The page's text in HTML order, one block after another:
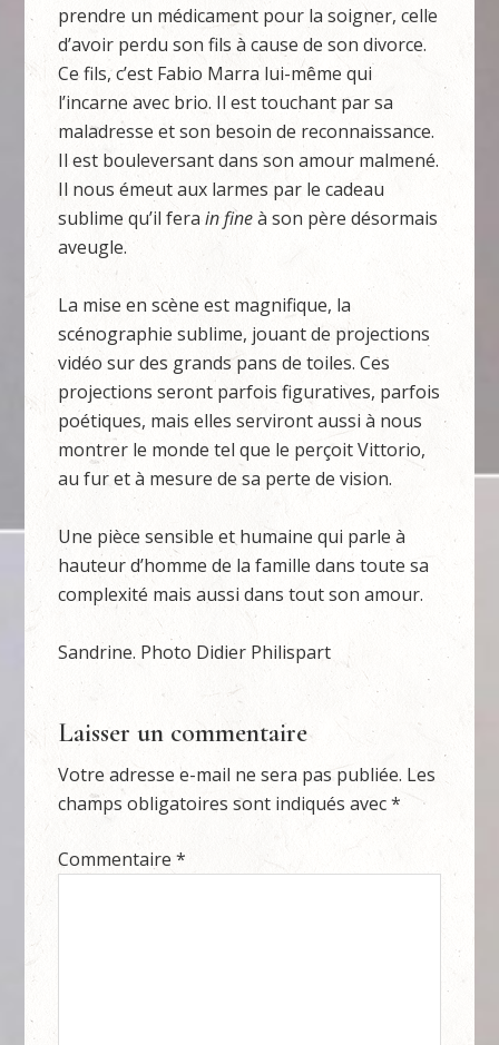
prendre un médicament pour la soigner, celle
d’avoir perdu son fils à cause de son divorce.
Ce fils, c’est Fabio Marra lui-même qui
l’incarne avec brio. Il est touchant par sa
maladresse et son besoin de reconnaissance.
Il est bouleversant dans son amour malmené.
Il nous émeut aux larmes par le cadeau
sublime qu’il ferain fineà son père désormais
aveugle.
La mise en scène est magnifique, la
scénographie sublime, jouant de projections
vidéo sur des grands pans de toiles. Ces
projections seront parfois figuratives, parfois
poétiques, mais elles serviront aussi à nous
montrer le monde tel que le perçoit Vittorio,
au fur et à mesure de sa perte de vision.
Une pièce sensible et humaine qui parle à
hauteur d’homme de la famille dans toute sa
complexité mais aussi dans tout son amour.
Sandrine. Photo Didier Philispart
Laisser un commentaire
Votre adresse e-mail ne sera pas publiée. Les
champs obligatoires sont indiqués avec*
Commentaire*